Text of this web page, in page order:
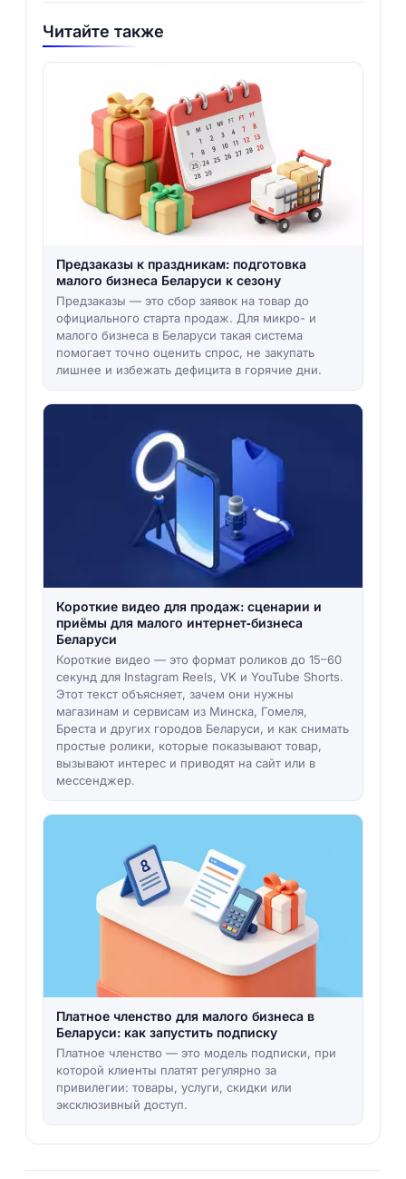
Читайте также
Предзаказы к праздникам: подготовка
малого бизнеса Беларуси к сезону
Предзаказы — это сбор заявок на товар до
официального старта продаж. Для микро- и
малого бизнеса в Беларуси такая система
помогает точно оценить спрос, не закупать
лишнее и избежать дефицита в горячие дни.
Короткие видео для продаж: сценарии и
приёмы для малого интернет‑бизнеса
Беларуси
Короткие видео — это формат роликов до 15–60
секунд для Instagram Reels, VK и YouTube Shorts.
Этот текст объясняет, зачем они нужны
магазинам и сервисам из Минска, Гомеля,
Бреста и других городов Беларуси, и как снимать
простые ролики, которые показывают товар,
вызывают интерес и приводят на сайт или в
мессенджер.
Платное членство для малого бизнеса в
Беларуси: как запустить подписку
Платное членство — это модель подписки, при
которой клиенты платят регулярно за
привилегии: товары, услуги, скидки или
эксклюзивный доступ.